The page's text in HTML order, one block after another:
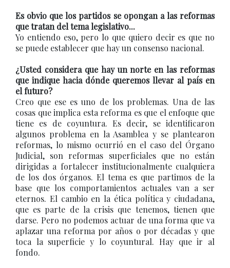
Es obvio que los partidos se opongan a las reformas
que tratan del tema legislativo...
Yo entiendo eso, pero lo que quiero decir es que no
se puede establecer que hay un consenso nacional.
¿Usted considera que hay un norte en las reformas
que indique hacia dónde queremos llevar al país en
el futuro?
Creo que ese es uno de los problemas. Una de las
cosas que implica esta reforma es que el enfoque que
tiene es de coyuntura. Es decir, se identificaron
algunos problema en la Asamblea y se plantearon
reformas, lo mismo ocurrió en el caso del Órgano
Judicial, son reformas superficiales que no están
dirigidas a fortalecer institucionalmente cualquiera
de los dos órganos. El tema es que partimos de la
base que los comportamientos actuales van a ser
eternos. El cambio en la ética política y ciudadana,
que es parte de la crisis que tenemos, tienen que
darse. Pero no podemos actuar de una forma que va
aplazar una reforma por años o por décadas y que
toca la superficie y lo coyuntural. Hay que ir al
fondo.